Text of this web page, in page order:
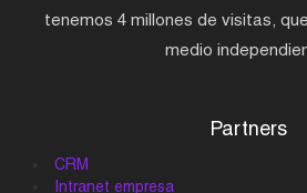
tenemos 4 millones de visitas,
medio
Partners
CRM
Intranet empresa